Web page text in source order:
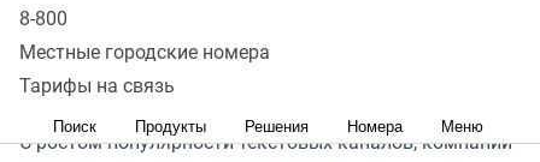
8-800
Местные городские номера
Тарифы на связь
Поиск Продукты Решения Номера Меню
97%
С ростом популярности текстовых каналов, компании